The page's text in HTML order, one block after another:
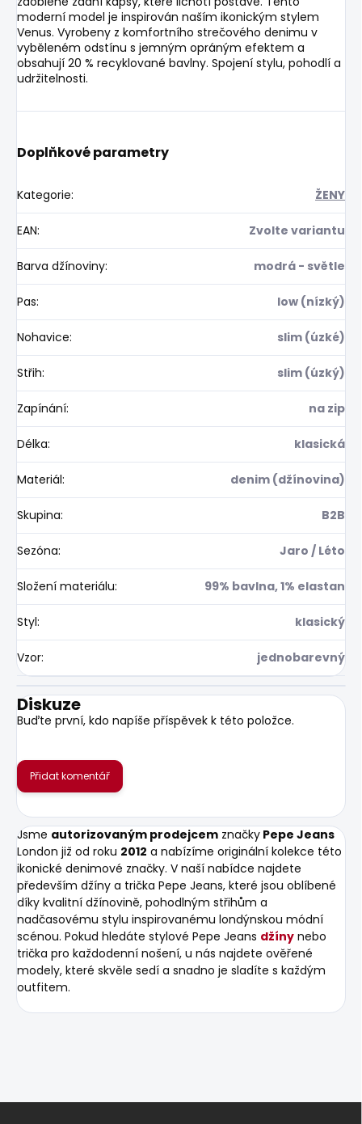
moderní model je inspirován naším ikonickým stylem
Venus. Vyrobeny z komfortního strečového denimu v
vyběleném odstínu s jemným opráným efektem a
obsahují 20 % recyklované bavlny. Spojení stylu, pohodlí a
udržitelnosti.
Doplňkové parametry
Kategorie: ŽENY
EAN: Zvolte variantu
Barva džínoviny: modrá - světle
Pas: low (nízký)
Nohavice: slim (úzké)
Střih: slim (úzký)
Zapínání: na zip
Délka: klasická
Materiál: denim (džínovina)
Skupina: B2B
Sezóna: Jaro / Léto
Složení materiálu: 99% bavlna, 1% elastan
Styl: klasický
Vzor: jednobarevný
Diskuze
Buďte první, kdo napíše příspěvek k této položce.
Přidat komentář
Jsme autorizovaným prodejcem značky Pepe Jeans
London již od roku 2012 a nabízíme originální kolekce této
ikonické denimové značky. V naší nabídce najdete
především džíny a trička Pepe Jeans, které jsou oblíbené
díky kvalitní džínovině, pohodlným střihům a
nadčasovému stylu inspirovanému londýnskou módní
scénou. Pokud hledáte stylové Pepe Jeans džíny nebo
trička pro každodenní nošení, u nás najdete ověřené
modely, které skvěle sedí a snadno je sladíte s každým
outfitem.
Z